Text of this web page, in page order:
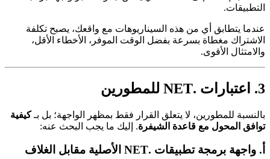
التطبيقات.
عندما يتطابق أي من هذه السيناريوهات مع واقعك، يصبح تكلفة
الاشتراك مغطاة بسرعة بفضل الوقت الموفر، الأخطاء الأقل،
والامتثال الأقوى.
3. اعتبارات .NET للمطورين
بالنسبة للمطورين، لا يتعلق القرار فقط بمظهر الواجهة؛ بل بـكيفية
توافق المحول مع قاعدة الشيفرة. إليك ما يجب البحث عنه:
أ. واجهة برمجة تطبيقات .NET الأصلية مقابل الغلاف